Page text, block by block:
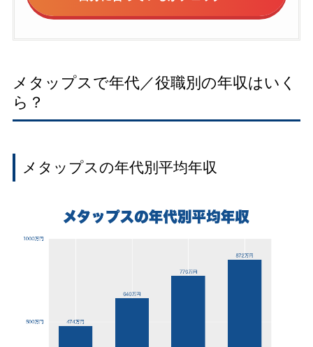
メタップスで年代／役職別の年収はいく
ら？
メタップスの年代別平均年収